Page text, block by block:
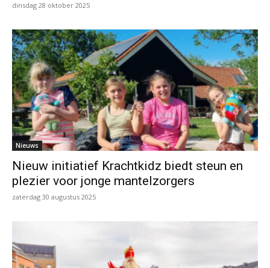
dinsdag 28 oktober 2025
Nieuws
Nieuw initiatief Krachtkidz biedt steun en
plezier voor jonge mantelzorgers
zaterdag 30 augustus 2025